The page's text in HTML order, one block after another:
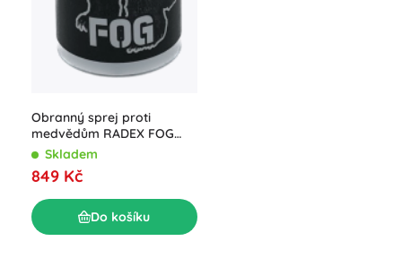
Obranný sprej proti
medvědům RADEX FOG
250 ml
Skladem
849 Kč
Do košíku